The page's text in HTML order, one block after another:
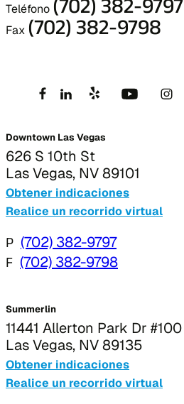
Teléfono (702) 382-9797
Fax (702) 382-9798
Downtown Las Vegas
626 S 10th St
Las Vegas, NV 89101
Obtener indicaciones
Realice un recorrido virtual
P (702) 382-9797
F (702) 382-9798
Summerlin
11441 Allerton Park Dr #100
Las Vegas, NV 89135
Obtener indicaciones
Realice un recorrido virtual